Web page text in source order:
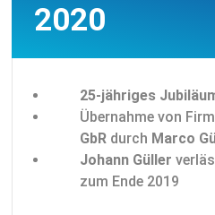
2020
25-jähriges
Übernahme von
GbR durch Marco
Johann Güller
zum Ende 2019